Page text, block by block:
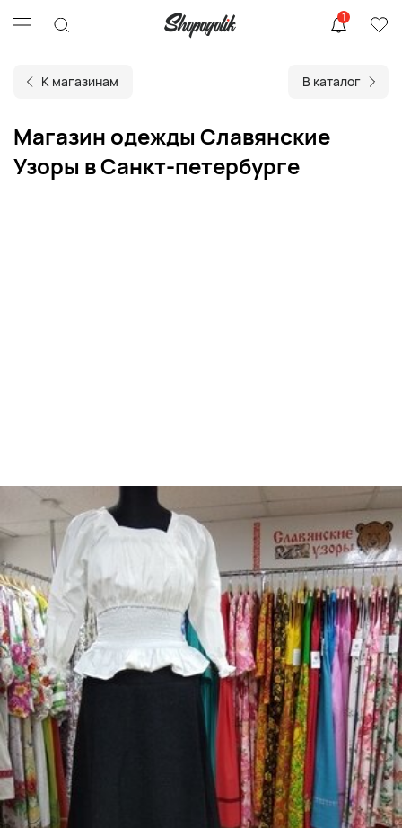
1
К магазинам В каталог
Магазин одежды Славянские
Узоры в Санкт-петербурге